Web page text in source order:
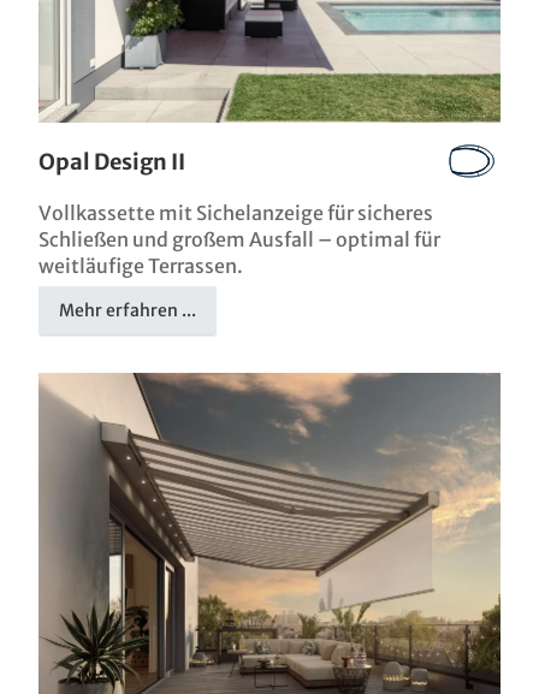
Opal Design II
Vollkassette mit Sichelanzeige für sicheres
Schließen und großem Ausfall – optimal für
weitläufige Terrassen.
Mehr erfahren ...